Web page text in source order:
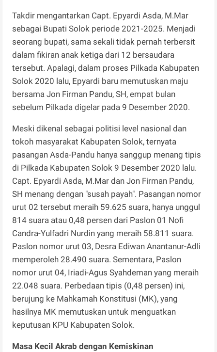
Takdir mengantarkan Capt. Epyardi Asda, M.Mar
sebagai Bupati Solok periode 2021-2025. Menjadi
seorang bupati, sama sekali tidak pernah terbersit
dalam fikiran anak ketiga dari 12 bersaudara
tersebut. Apalagi, dalam proses Pilkada Kabupaten
Solok 2020 lalu, Epyardi baru memutuskan maju
bersama Jon Firman Pandu, SH, empat bulan
sebelum Pilkada digelar pada 9 Desember 2020.
Meski dikenal sebagai politisi level nasional dan
tokoh masyarakat Kabupaten Solok, ternyata
pasangan Asda-Pandu hanya sanggup menang tipis
di Pilkada Kabupaten Solok 9 Desember 2020 lalu.
Capt. Epyardi Asda, M.Mar dan Jon Firman Pandu,
SH menang dengan "susah payah". Pasangan nomor
urut 02 tersebut meraih 59.625 suara, hanya unggul
814 suara atau 0,48 persen dari Paslon 01 Nofi
Candra-Yulfadri Nurdin yang meraih 58.811 suara.
Paslon nomor urut 03, Desra Ediwan Anantanur-Adli
memperoleh 28.490 suara. Sementara, Paslon
nomor urut 04, Iriadi-Agus Syahdeman yang meraih
22.048 suara. Perbedaan tipis (0,48 persen) ini,
berujung ke Mahkamah Konstitusi (MK), yang
hasilnya MK memutuskan untuk menguatkan
keputusan KPU Kabupaten Solok.
Masa Kecil Akrab dengan Kemiskinan